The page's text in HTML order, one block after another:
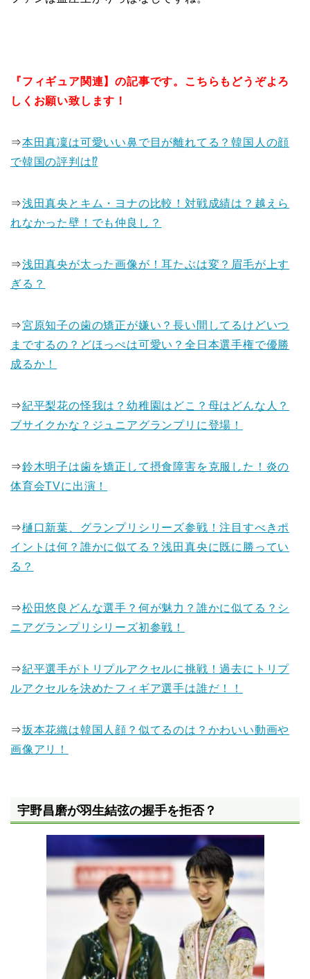
『フィギュア関連】の記事です。こちらもどうぞよろ
しくお願い致します！
⇒本田真凜は可愛いい鼻で目が離れてる？韓国人の顔
で韓国の評判は⁉
⇒浅田真央とキム・ヨナの比較！対戦成績は？越えら
れなかった壁！でも仲良し？
⇒浅田真央が太った画像が！耳たぶは変？眉毛が上す
ぎる？
⇒宮原知子の歯の矯正が嫌い？長い間してるけどいつ
までするの？どほっぺは可愛い？全日本選手権で優勝
成るか！
⇒紀平梨花の怪我は？幼稚園はどこ？母はどんな人？
ブサイクかな？ジュニアグランプリに登場！
⇒鈴木明子は歯を矯正して摂食障害を克服した！炎の
体育会TVに出演！
⇒樋口新葉、グランプリシリーズ参戦！注目すべきポ
イントは何？誰かに似てる？浅田真央に既に勝ってい
る？
⇒松田悠良どんな選手？何が魅力？誰かに似てる？シ
ニアグランプリシリーズ初参戦！
⇒紀平選手がトリプルアクセルに挑戦！過去にトリプ
ルアクセルを決めたフィギア選手は誰だ！！
⇒坂本花織は韓国人顔？似てるのは？かわいい動画や
画像アリ！
宇野昌磨が羽生結弦の握手を拒否？